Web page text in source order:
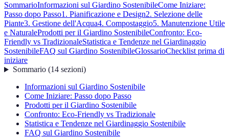
SommarioInformazioni sul Giardino SostenibileCome Iniziare:
Passo dopo Passo1. Pianificazione e Design2. Selezione delle
Piante3. Gestione dell'Acqua4. Compostaggio5. Manutenzione Utile
e NaturaleProdotti per il Giardino SostenibileConfronto: Eco-
Friendly vs TradizionaleStatistica e Tendenze nel Giardinaggio
SostenibileFAQ sul Giardino SostenibileGlossarioChecklist prima di
iniziare
Sommario(14 sezioni)
Informazioni sul Giardino Sostenibile
Come Iniziare: Passo dopo Passo
Prodotti per il Giardino Sostenibile
Confronto: Eco-Friendly vs Tradizionale
Statistica e Tendenze nel Giardinaggio Sostenibile
FAQ sul Giardino Sostenibile